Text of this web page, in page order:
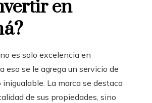
en
es solo excelencia en
, a eso se le agrega un servicio de
La marca se destaca
de sus propiedades, sino